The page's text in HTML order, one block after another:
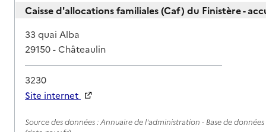
Caisse d'allocations familiales (Caf) du Finistère -
Adresse
33 quai Alba
29150-Châteaulin
3230
Site internet
Source des données : Annuaire de l'administration - Base de